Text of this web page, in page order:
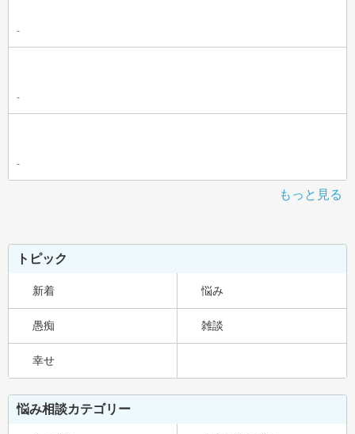
-
-
-
もっと見る
トピック
新着 悩み
愚痴 雑談
幸せ
悩み相談カテゴリー